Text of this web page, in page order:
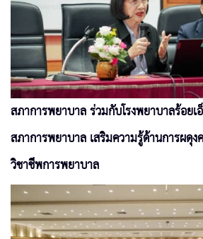
สภาการพยาบาล ร่วมกับโรงพยาบาลร้อย
สภาการพยาบาล เสริมความรู้ด้านการผดุง
วิชาชีพการพยาบาล